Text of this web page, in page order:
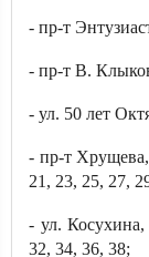
- пр-т
- пр-т В.
- ул. 50 лет
- пр-т
21, 23, 25, 27,
- ул.
32, 34, 36, 38;